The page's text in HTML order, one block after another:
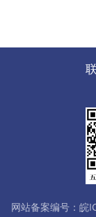
网站备案编号：皖